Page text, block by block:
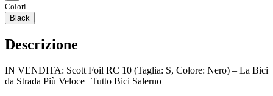
Colori
Black
Descrizione
IN VENDITA: Scott Foil RC 10 (Taglia: S, Colore: Nero) – La Bici
da Strada Più Veloce | Tutto Bici Salerno